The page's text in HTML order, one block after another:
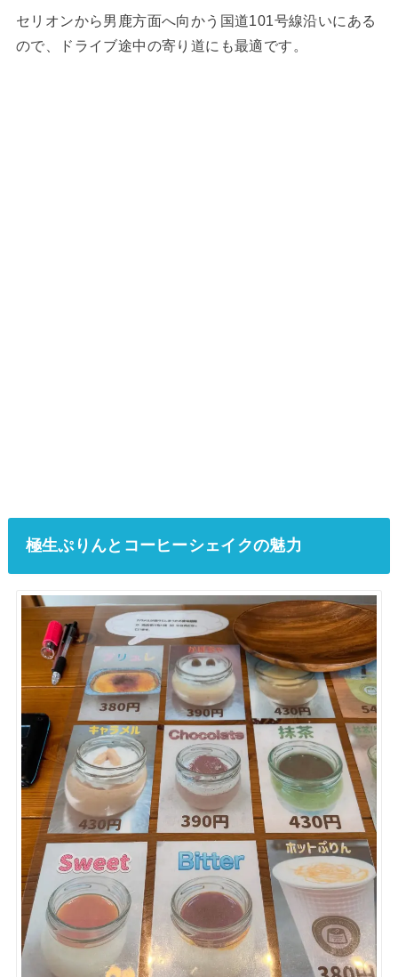
セリオンから男鹿方面へ向かう国道101号線沿いにある
ので、ドライブ途中の寄り道にも最適です。
極生ぷりんとコーヒーシェイクの魅力